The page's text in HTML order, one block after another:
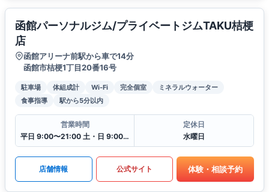
函館パーソナルジム/プライベートジムTAKU桔梗
店
函館アリーナ前駅から車で14分
函館市桔梗1丁目20番16号
駐車場 体組成計 Wi-Fi 完全個室
ミネラルウォーター
食事指導
駅から5分以内
営業時間
平日 9:00〜21:00 土・日 9:00〜19:00
定休日
水曜日
店舗情報 公式サイト 体験・相談予約